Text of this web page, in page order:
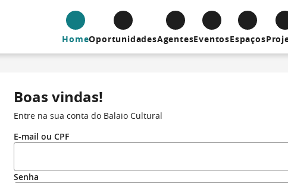
HomeOportunidadesAgentesEventosEspaços
Boas vindas!
Entre na sua conta do Balaio Cultural
E-mail ou CPF
Senha